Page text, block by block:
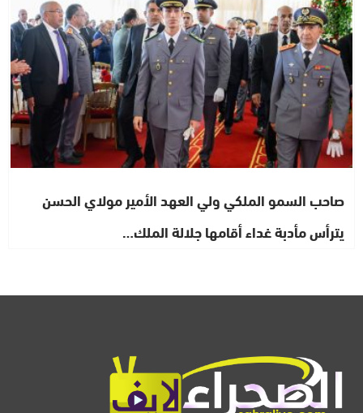
صاحب السمو الملكي ولي العهد الأمير مولاي الحسن
يترأس مأدبة غداء أقامها جلالة الملك…